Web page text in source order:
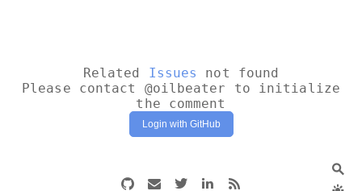
Related Issues
not found
Please contact @oilbeater to initialize
the comment
Login with GitHub